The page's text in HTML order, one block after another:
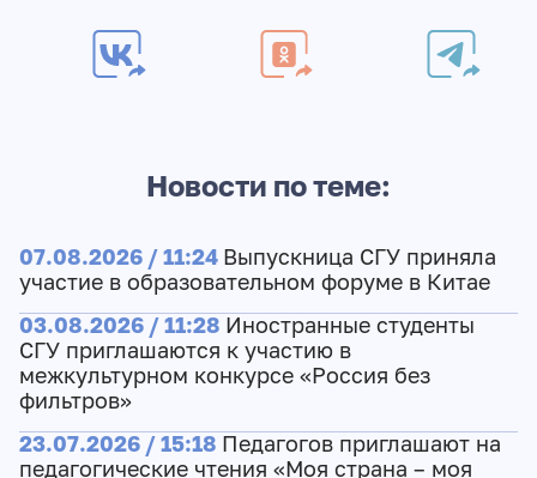
Новости по теме:
07.08.2026 / 11:24 Выпускница СГУ приняла
участие в образовательном форуме в Китае
03.08.2026 / 11:28 Иностранные студенты
СГУ приглашаются к участию в
межкультурном конкурсе «Россия без
фильтров»
23.07.2026 / 15:18 Педагогов приглашают на
педагогические чтения «Моя страна – моя